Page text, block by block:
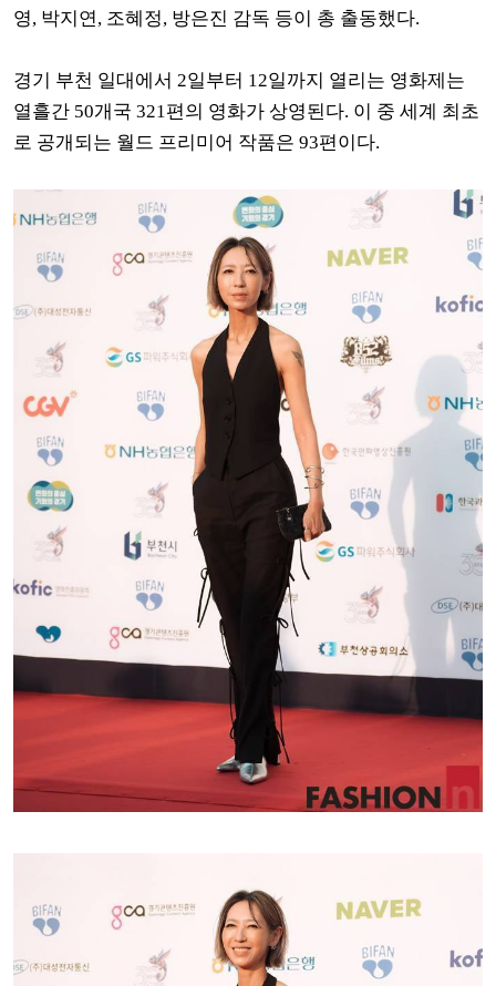
영, 박지연, 조혜정, 방은진 감독 등이 총 출동했다.
경기 부천 일대에서 2일부터 12일까지 열리는 영화제는
열흘간 50개국 321편의 영화가 상영된다. 이 중 세계 최초
로 공개되는 월드 프리미어 작품은 93편이다.